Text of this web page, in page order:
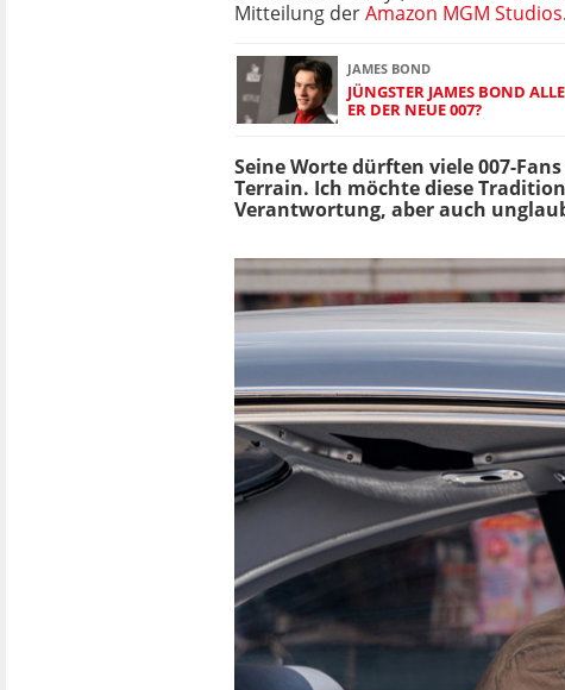
Mitteilung derAmazon MGM Studios.
JAMES BOND
JÜNGSTER JAMES BOND
ER DER NEUE 007?
Seine Worte dürften viele 007-
Terrain. Ich möchte diese
Verantwortung, aber auch